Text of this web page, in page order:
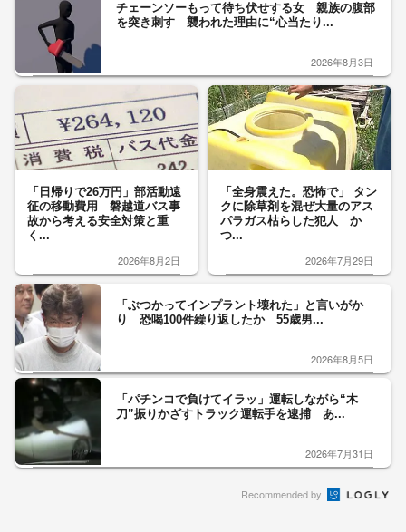
チェーンソーもって待ち伏せする女 親族の腹部
を突き刺す 襲われた理由に“心当たり...
2026年8月3日
「日帰りで26万円」部活動遠
征の移動費用 磐越道バス事
故から考える安全対策と重
く...
2026年8月2日
「全身震えた。恐怖で」 タン
クに除草剤を混ぜ大量のアス
パラガス枯らした犯人 か
つ...
2026年7月29日
「ぶつかってインプラント壊れた」と言いがか
り 恐喝100件繰り返したか 55歳男...
2026年8月5日
「パチンコで負けてイラッ」運転しながら“木
刀”振りかざすトラック運転手を逮捕 あ...
2026年7月31日
Recommended by